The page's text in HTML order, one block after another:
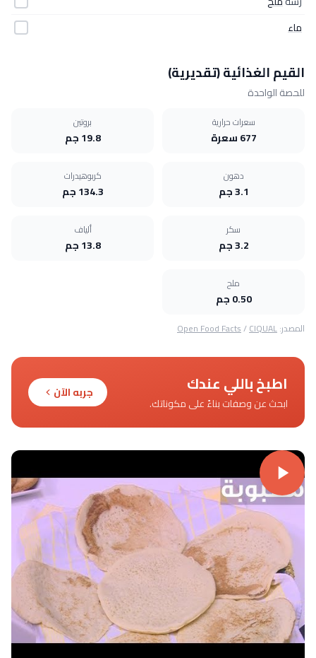
ماء
القيم الغذائية (تقديرية)
للحصة الواحدة
سعرات حرارية
677 سعرة
بروتين
19.8 جم
دهون
3.1 جم
كربوهيدرات
134.3 جم
سكر
3.2 جم
ألياف
13.8 جم
ملح
0.50 جم
المصدر: Open Food Facts/CIQUAL
اطبخ باللي عندك
ابحث عن وصفات بناءً على مكوناتك.
جربه الآن